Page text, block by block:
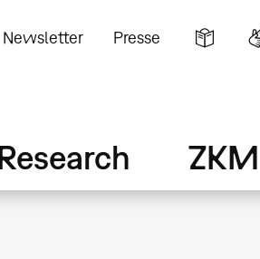
Newsletter Presse
ZKM